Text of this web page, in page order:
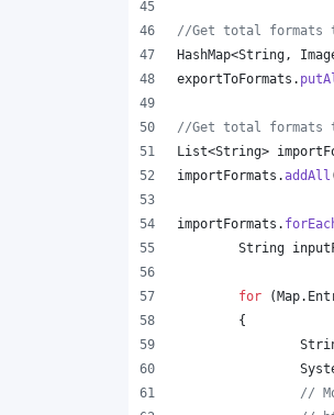
//Get total formats
HashMap<String,
exportToFormats .
//Get total formats
List<String>
importFormats .addAll
importFormats .
String
for ( Map.
	{
//